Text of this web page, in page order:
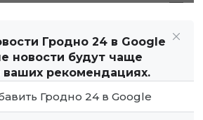
Гродно 24 в Google
новости будут чаще
ваших рекомендациях.
Гродно 24 в Google